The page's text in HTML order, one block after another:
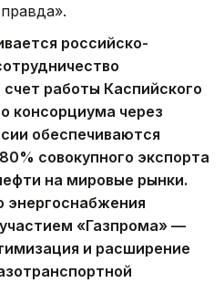
российско-
счет работы Каспийского
консорциума через
обеспечиваются
совокупного экспорта
на мировые рынки.
энергоснабжения
«Газпрома» —
и расширение